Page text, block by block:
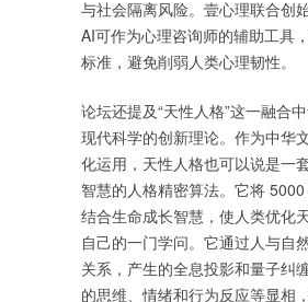
与社会隔离风险。壹心理联合创
AI可作为心理咨询师的辅助工具
标准，避免削弱人类心理韧性。
论坛还提及“天性人格”这一融合
现代科学的创新理论。作为中华
化运用，天性人格也可以说是一
智慧的人格精密算法。它将 5000
结合生命成长智慧，使人类优化
自己的一门学问。它通过人与自
关系，产生的全息投影和量子纠
的思维、情绪和行为反应等显相